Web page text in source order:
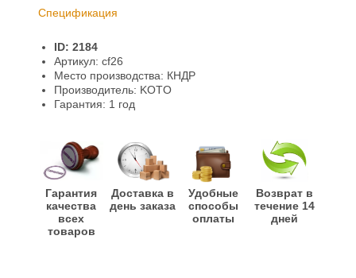
Спецификация
Гарантии и возврат
Информация
ID: 2184
Артикул: cf26
Место производства: КНДР
Производитель: KOTO
Гарантия: 1 год
Гарантия
качества
всех
товаров
Доставка в
день заказа
Удобные
способы
оплаты
Возврат в
течение 14
дней